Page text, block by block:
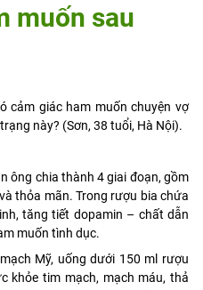
muốn sau
cảm giác ham muốn chuyện vợ
này? (Sơn, 38 tuổi, Hà Nội).
ông chia thành 4 giai đoạn, gồm
thỏa mãn. Trong rượu bia chứa
tăng tiết dopamin – chất dẫn
muốn tình dục.
Mỹ, uống dưới 150 ml rượu
khỏe tim mạch, mạch máu, thả